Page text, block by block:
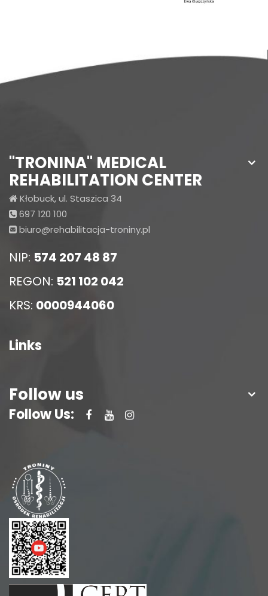
"TRONINA" MEDICAL
REHABILITATION CENTER
Kłobuck, ul. Staszica 34
697 120 100
biuro@rehabilitacja-troniny.pl
NIP: 574 207 48 87
REGON: 521 102 042
KRS: 0000944060
Links
Follow us
Follow Us: